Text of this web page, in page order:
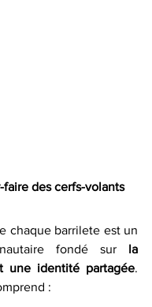
faire des cerfs-volants
chaque barrilete est un
fondé sur la
une identité partagée.
: